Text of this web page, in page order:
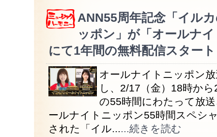
ANN55周年記念「イル
ッポン」が「オールナ
にて1年間の無料配信スター
オールナイトニッポン
し、2/17（金）18時か
の55時間にわたって放
ールナイトニッポン55時間スペシ
された「イル......続きを読む